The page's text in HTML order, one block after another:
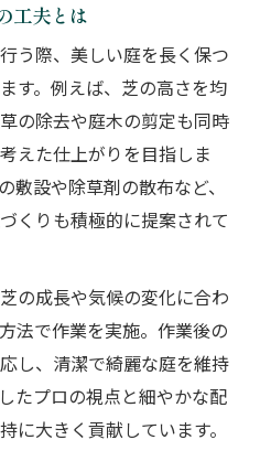
適な生活空間へ
利屋なら気軽に可能
便利屋が最適
庭の美しさが持続
長期的な庭管理法
策も便利屋にお任せ
便利屋がサポート
き便利屋が頼れる理由
りと雑草対策の連携
で庭が清潔に保たれる
ビスの雑草防止策
工夫とは
う際、美しい庭を長く保つ
す。例えば、芝の高さを均
の除去や庭木の剪定も同時
えた仕上がりを目指しま
敷設や除草剤の散布など、
くりも積極的に提案されて
の成長や気候の変化に合わ
法で作業を実施。作業後の
し、清潔で綺麗な庭を維持
たプロの視点と細やかな配
に大きく貢献しています。